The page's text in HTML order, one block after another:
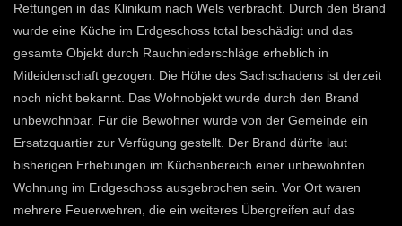
Rettungen in das Klinikum nach Wels verbracht. Durch den Brand
wurde eine Küche im Erdgeschoss total beschädigt und das
gesamte Objekt durch Rauchniederschläge erheblich in
Mitleidenschaft gezogen. Die Höhe des Sachschadens ist derzeit
noch nicht bekannt. Das Wohnobjekt wurde durch den Brand
unbewohnbar. Für die Bewohner wurde von der Gemeinde ein
Ersatzquartier zur Verfügung gestellt. Der Brand dürfte laut
bisherigen Erhebungen im Küchenbereich einer unbewohnten
Wohnung im Erdgeschoss ausgebrochen sein. Vor Ort waren
mehrere Feuerwehren, die ein weiteres Übergreifen auf das